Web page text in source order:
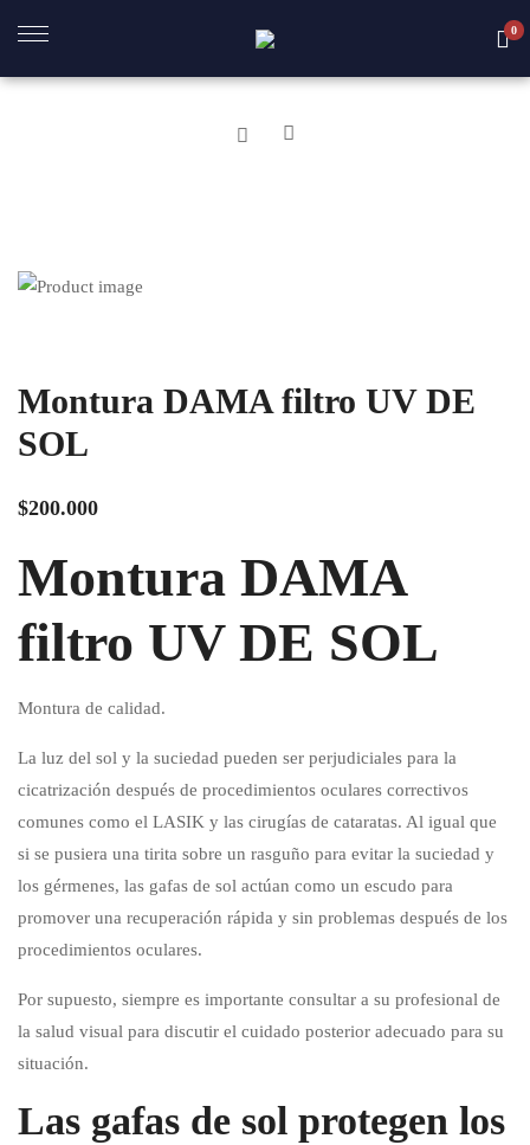
0
Montura DAMA filtro UV DE
SOL
$200.000
Montura DAMA
filtro UV DE SOL
Montura de calidad.
La luz del sol y la suciedad pueden ser perjudiciales para la
cicatrización después de procedimientos oculares correctivos
comunes como el LASIK y las cirugías de cataratas. Al igual que
si se pusiera una tirita sobre un rasguño para evitar la suciedad y
los gérmenes, las gafas de sol actúan como un escudo para
promover una recuperación rápida y sin problemas después de los
procedimientos oculares.
Por supuesto, siempre es importante consultar a su profesional de
la salud visual para discutir el cuidado posterior adecuado para su
situación.
Las gafas de sol protegen los